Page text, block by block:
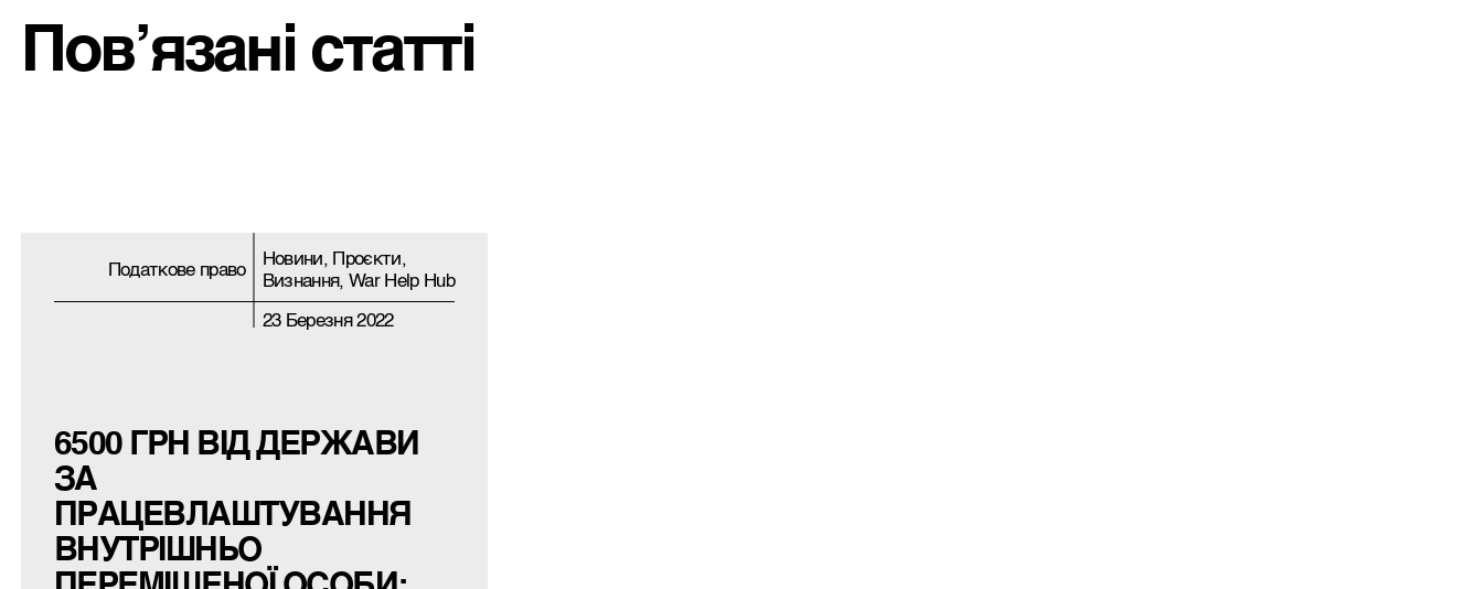
Пов’язані статті
Податкове право
Новини, Проєкти,
Визнання, War Help Hub
23 Березня 2022
6500 ГРН ВІД ДЕРЖАВИ
ЗА
ПРАЦЕВЛАШТУВАННЯ
ВНУТРІШНЬО